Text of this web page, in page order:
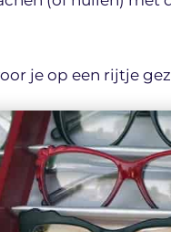
je op een rijtje